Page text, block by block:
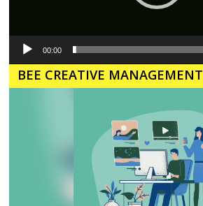
00:00
BEE CREATIVE MANAGEMENT